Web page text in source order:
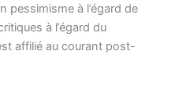
pessimisme à l’égard de
à l’égard du
affilié au courant post-